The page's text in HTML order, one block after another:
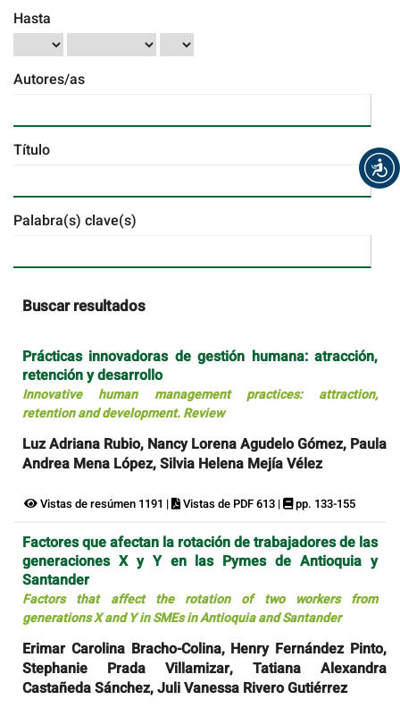
Hasta
Autores/as
Título
Palabra(s) clave(s)
Buscar resultados
Prácticas innovadoras de gestión humana: atracción,
retención y desarrollo
Innovative human management practices: attraction,
retention and development. Review
Luz Adriana Rubio, Nancy Lorena Agudelo Gómez, Paula
Andrea Mena López, Silvia Helena Mejía Vélez
Vistas de resúmen 1191 | Vistas de PDF 613 | pp. 133-155
Factores que afectan la rotación de trabajadores de las
generaciones X y Y en las Pymes de Antioquia y
Santander
Factors that affect the rotation of two workers from
generations X and Y in SMEs in Antioquia and Santander
Erimar Carolina Bracho-Colina, Henry Fernández Pinto,
Stephanie Prada Villamizar, Tatiana Alexandra
Castañeda Sánchez, Juli Vanessa Rivero Gutiérrez